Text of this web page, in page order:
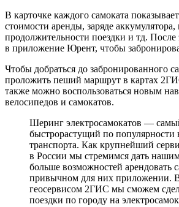
В карточке каждого самоката
стоимости аренды, заряде
продолжительности поездки и тд.
в приложение Юрент, чтобы
Чтобы добраться до забронированного
проложить пеший маршрут в картах
также можно воспользоваться новым
велосипедов и самокатов.
Шеринг электросамокатов —
быстрорастущий по популярности
транспорта. Как крупнейший
в России мы стремимся дать
больше возможностей арендовать
привычном для них приложении.
геосервисом 2ГИС мы сможем
поездки по городу на